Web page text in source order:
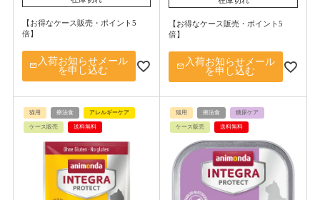
【お得なケース販売・ポイント5
倍】
入荷お知らせメール
を申し込む
【お得なケース販売・ポイント5
倍】
入荷お知らせメール
を申し込む
猫用 療法食 アレルギーケア
ケース販売 送料無料
猫用 療法食 糖尿ケア
ケース販売 送料無料